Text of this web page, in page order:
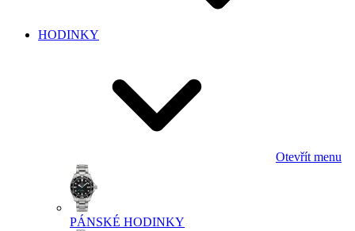
HODINKY
Otevřít menu
PÁNSKÉ HODINKY